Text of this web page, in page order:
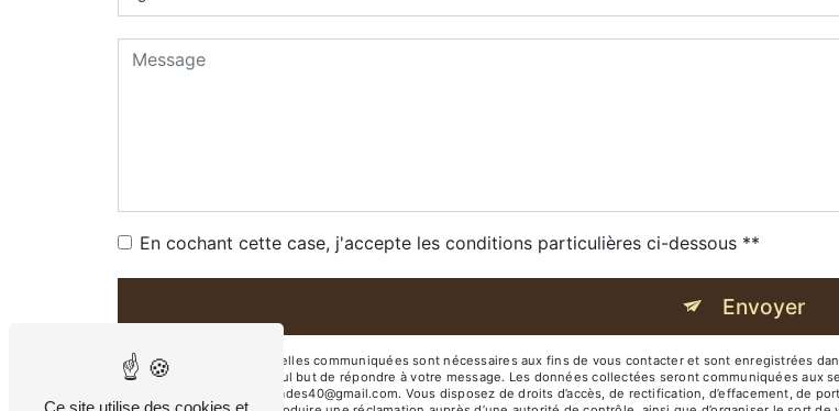
En cochant cette case, j'accepte les conditions particulières ci-dessous **
Envoyer
** Les données personnelles communiquées sont nécessaires aux fins de vous contacter et sont enregistrées
sous-traitants dans le seul but de répondre à votre message. Les données collectées seront communiquées aux
DUHORT-BACHEN lesarcades40@gmail.com. Vous disposez de droits d’accès, de rectification, d’effacement,
Ce site utilise des cookies et